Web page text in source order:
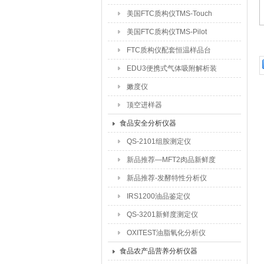
美国FTC质构仪TMS-Touch
美国FTC质构仪TMS-Pilot
FTC质构仪配套恒温样品台
EDU3便携式气体吸附解析装
置
嫩度仪
顶空进样器
食品安全分析仪器
QS-2101组胺测定仪
新品推荐—MFT2肉品新鲜度
测定仪
新品推荐-发酵特性分析仪
IRS1200油品鉴定仪
QS-3201新鲜度测定仪
OXITEST油脂氧化分析仪
食品农产品营养分析仪器